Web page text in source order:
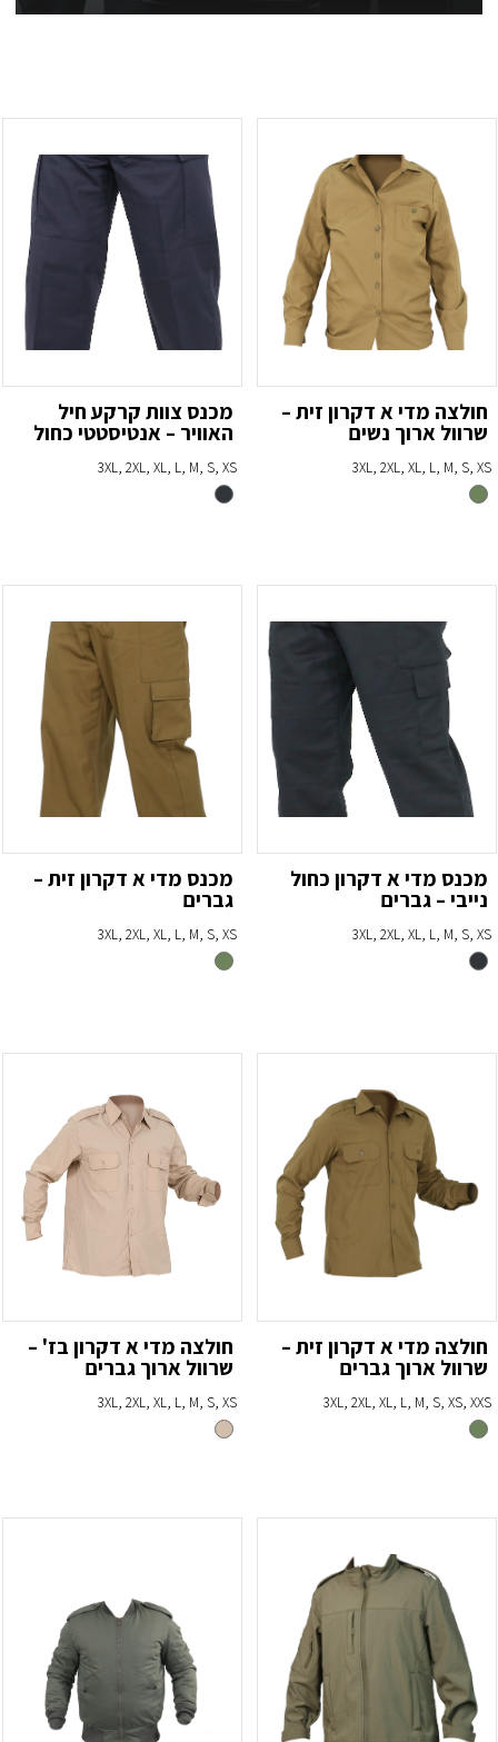
חולצה מדי א דקרון זית –
שרוול ארוך נשים
3XL, 2XL, XL, L, M, S, XS
מכנס צוות קרקע חיל
האוויר – אנטיסטטי כחול
3XL, 2XL, XL, L, M, S, XS
מכנס מדי א דקרון כחול
נייבי – גברים
3XL, 2XL, XL, L, M, S, XS
מכנס מדי א דקרון זית –
גברים
3XL, 2XL, XL, L, M, S, XS
חולצה מדי א דקרון זית –
שרוול ארוך גברים
3XL, 2XL, XL, L, M, S, XS, XXS
חולצה מדי א דקרון בז' –
שרוול ארוך גברים
3XL, 2XL, XL, L, M, S, XS